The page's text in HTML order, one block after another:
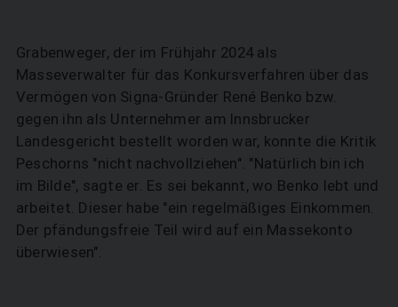
Grabenweger, der im Frühjahr 2024 als
Masseverwalter für das Konkursverfahren über das
Vermögen von Signa-Gründer René Benko bzw.
gegen ihn als Unternehmer am Innsbrucker
Landesgericht bestellt worden war, konnte die Kritik
Peschorns "nicht nachvollziehen". "Natürlich bin ich
im Bilde", sagte er. Es sei bekannt, wo Benko lebt und
arbeitet. Dieser habe "ein regelmäßiges Einkommen.
Der pfändungsfreie Teil wird auf ein Massekonto
überwiesen".